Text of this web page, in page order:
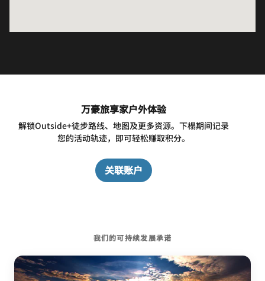
万豪旅享家户外体验
解锁Outside+徒步路线、地图及更多资源。下榻期间记录
您的活动轨迹，即可轻松赚取积分。
关联账户
我们的可持续发展承诺